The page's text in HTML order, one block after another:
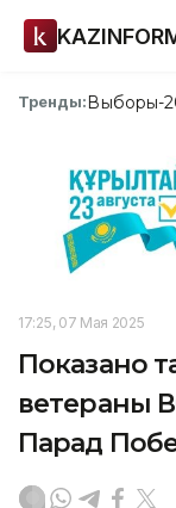
Тренды:Выборы-
17:25, 07 Мая 2025
Показано
ветераны
Парад